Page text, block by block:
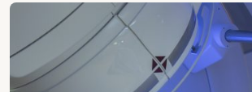
Radioterapia